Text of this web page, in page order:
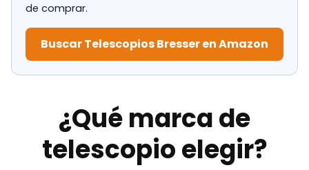
de comprar.
Buscar Telescopios Bresser en Amazon
¿Qué marca de
telescopio elegir?